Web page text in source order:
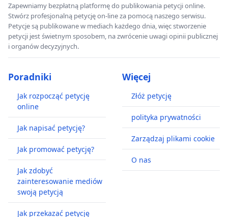
Zapewniamy bezpłatną platformę do publikowania petycji online.
Stwórz profesjonalną petycję on-line za pomocą naszego serwisu.
Petycje są publikowane w mediach każdego dnia, więc stworzenie
petycji jest świetnym sposobem, na zwrócenie uwagi opinii publicznej
i organów decyzyjnych.
Poradniki
Jak rozpocząć petycję
online
Jak napisać petycję?
Jak promować petycję?
Jak zdobyć
zainteresowanie mediów
swoją petycją
Jak przekazać petycję
Więcej
Złóż petycję
polityka prywatności
Zarządzaj plikami cookie
O nas